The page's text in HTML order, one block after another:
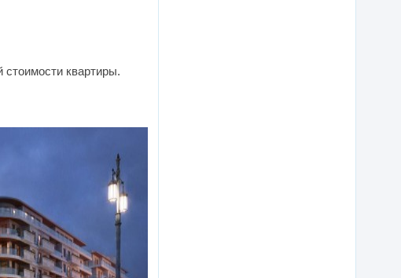
квартиры.